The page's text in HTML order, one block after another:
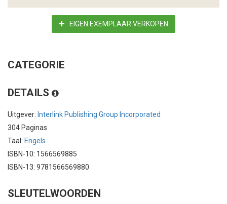
EIGEN EXEMPLAAR VERKOPEN
CATEGORIE
DETAILS
Uitgever: Interlink Publishing Group Incorporated
304 Paginas
Taal: Engels
ISBN-10: 1566569885
ISBN-13: 9781566569880
SLEUTELWOORDEN